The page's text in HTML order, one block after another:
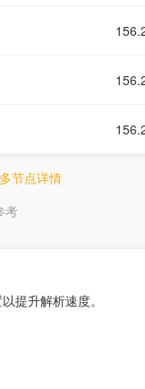
节点详情
考
提升解析速度。